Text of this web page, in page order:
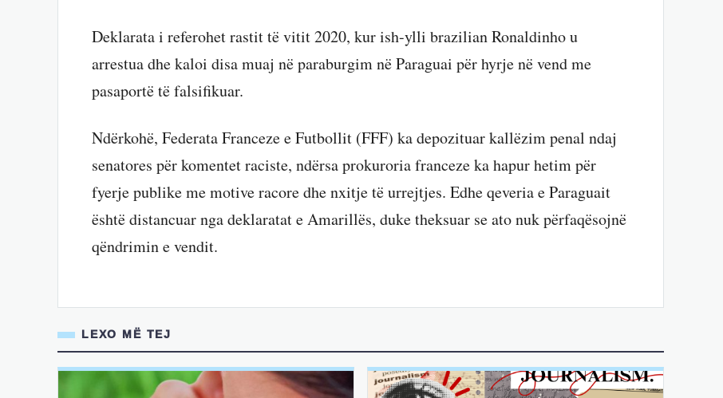
Deklarata i referohet rastit të vitit 2020, kur ish-ylli brazilian Ronaldinho u
arrestua dhe kaloi disa muaj në paraburgim në Paraguai për hyrje në vend me
pasaportë të falsifikuar.
Ndërkohë, Federata Franceze e Futbollit (FFF) ka depozituar kallëzim penal ndaj
senatores për komentet raciste, ndërsa prokuroria franceze ka hapur hetim për
fyerje publike me motive racore dhe nxitje të urrejtjes. Edhe qeveria e Paraguait
është distancuar nga deklaratat e Amarillës, duke theksuar se ato nuk përfaqësojnë
qëndrimin e vendit.
LEXO MË TEJ